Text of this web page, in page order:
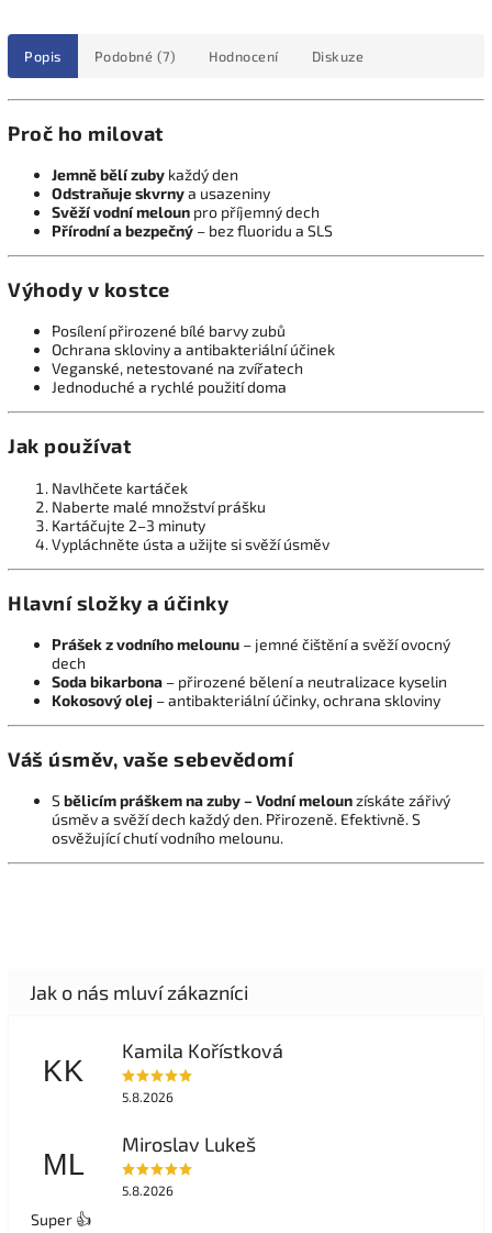
Popis Podobné (7) Hodnocení Diskuze
Proč ho milovat
Jemně bělí zuby každý den
Odstraňuje skvrnya usazeniny
Svěží vodní meloun pro příjemný dech
Přírodní a bezpečný – bez fluoridu a SLS
Výhody v kostce
Posílení přirozené bílé barvy zubů
Ochrana skloviny a antibakteriální účinek
Veganské, netestované na zvířatech
Jednoduché a rychlé použití doma
Jak používat
Navlhčete kartáček
Naberte malé množství prášku
Kartáčujte 2–3 minuty
Vypláchněte ústa a užijte si svěží úsměv
Hlavní složky a účinky
Prášek z vodního melounu – jemné čištění a svěží ovocný
dech
Soda bikarbona – přirozené bělení a neutralizace kyselin
Kokosový olej – antibakteriální účinky, ochrana skloviny
Váš úsměv, vaše sebevědomí
Sbělicím práškem na zuby – Vodní melounzískáte zářivý
úsměv a svěží dech každý den. Přirozeně. Efektivně. S
osvěžující chutí vodního melounu.
KK
Kamila Kořístková
5.8.2026
ML
Miroslav Lukeš
5.8.2026
Super 👍